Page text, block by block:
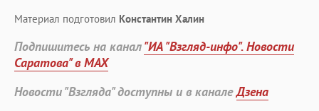
Материал подготовил Константин Халин
Подпишитесь на канал"ИА "Взгляд-инфо". Новости
Саратова" в MAX
Новости "Взгляда" доступны и в каналеДзена